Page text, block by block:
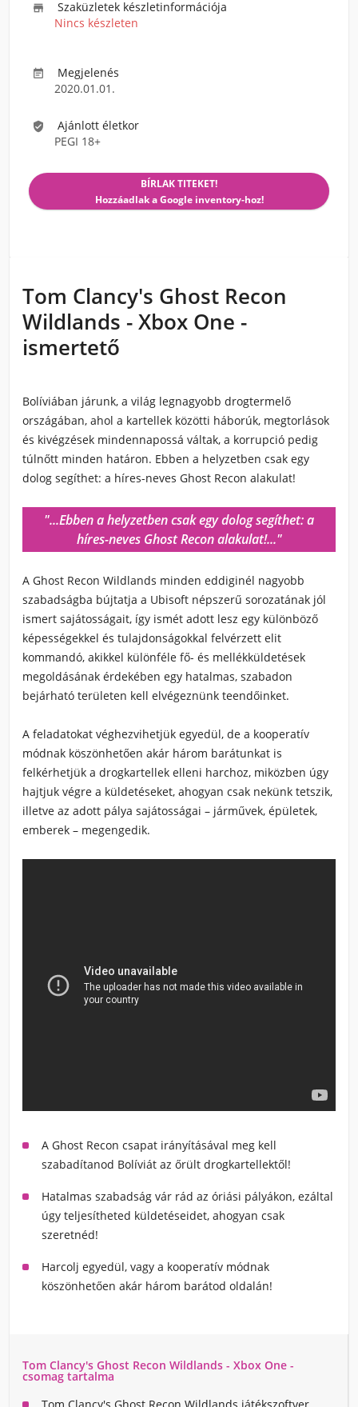

Szaküzletek készletinformációja
Nincs készleten

Megjelenés
2020.01.01.

Ajánlott életkor
PEGI 18+
BÍRLAK TITEKET!
Hozzáadlak a Google inventory-hoz!
Tom Clancy's Ghost Recon
Wildlands - Xbox One -
ismertető
Bolíviában járunk, a világ legnagyobb drogtermelő
országában, ahol a kartellek közötti háborúk, megtorlások
és kivégzések mindennapossá váltak, a korrupció pedig
túlnőtt minden határon. Ebben a helyzetben csak egy
dolog segíthet: a híres-neves Ghost Recon alakulat!
"...Ebben a helyzetben csak egy dolog segíthet: a
híres-neves Ghost Recon alakulat!..."
A Ghost Recon Wildlands minden eddiginél nagyobb
szabadságba bújtatja a Ubisoft népszerű sorozatának jól
ismert sajátosságait, így ismét adott lesz egy különböző
képességekkel és tulajdonságokkal felvérzett elit
kommandó, akikkel különféle fő- és mellékküldetések
megoldásának érdekében egy hatalmas, szabadon
bejárható területen kell elvégeznünk teendőinket.
A feladatokat véghezvihetjük egyedül, de a kooperatív
módnak köszönhetően akár három barátunkat is
felkérhetjük a drogkartellek elleni harchoz, miközben úgy
hajtjuk végre a küldetéseket, ahogyan csak nekünk tetszik,
illetve az adott pálya sajátosságai – járművek, épületek,
emberek – megengedik.
A Ghost Recon csapat irányításával meg kell
szabadítanod Bolíviát az őrült drogkartellektől!
Hatalmas szabadság vár rád az óriási pályákon, ezáltal
úgy teljesítheted küldetéseidet, ahogyan csak
szeretnéd!
Harcolj egyedül, vagy a kooperatív módnak
köszönhetően akár három barátod oldalán!
Tom Clancy's Ghost Recon Wildlands - Xbox One -
csomag tartalma